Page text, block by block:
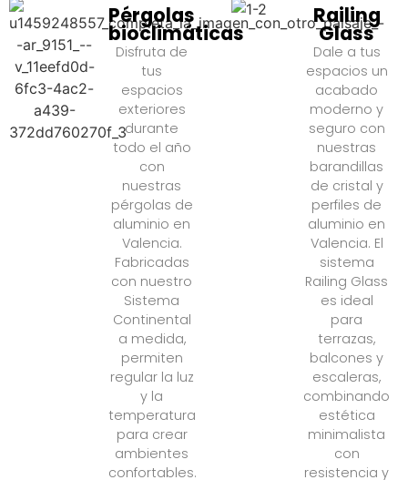
Pérgolas
bioclimáticas
Disfruta de
tus
espacios
exteriores
durante
todo el año
con
nuestras
pérgolas de
aluminio en
Valencia.
Fabricadas
con nuestro
Sistema
Continental
a medida,
permiten
regular la luz
y la
temperatura
para crear
ambientes
confortables.
Railing
Glass
Dale a tus
espacios un
acabado
moderno y
seguro con
nuestras
barandillas
de cristal y
perfiles de
aluminio en
Valencia. El
sistema
Railing Glass
es ideal
para
terrazas,
balcones y
escaleras,
combinando
estética
minimalista
con
resistencia y